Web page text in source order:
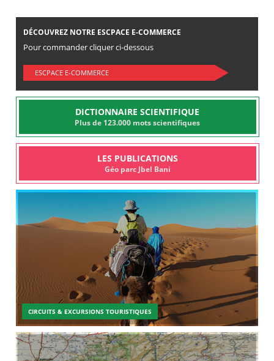
DÉCOUVREZ NOTRE ESCPACE E-COMMERCE
Pour commander cliquer ci-dessous
ESCPACE E-COMMERCE
DICTIONNAIRE SCIENTIFIQUE
Plus de 123.000 mots scientifiques
LES PUBLICATIONS
Géo parc Jbel Bani
CIRCUITS & EXCURSIONS TOURISTIQUES